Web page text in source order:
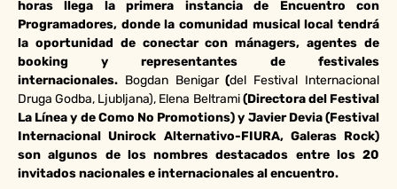
horas llega la primera instancia de Encuentro con
Programadores, donde la comunidad musical local tendrá
la oportunidad de conectar con mánagers, agentes de
booking y representantes de festivales
internacionales. Bogdan Benigar(del Festival Internacional
Druga Godba, Ljubljana), Elena Beltrami(Directora del Festival
La Línea y de Como No Promotions) y Javier Devia (Festival
Internacional Unirock Alternativo-FIURA, Galeras Rock)
son algunos de los nombres destacados entre los 20
invitados nacionales e internacionales al encuentro.